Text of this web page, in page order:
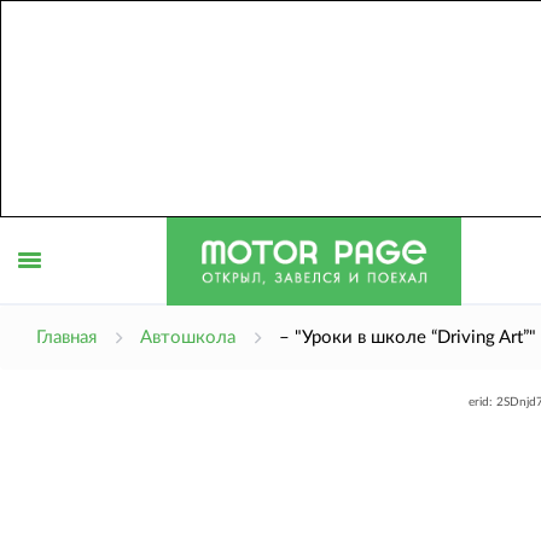
Главная Автошкола – "Уроки в школе “Driving Art”"
erid: